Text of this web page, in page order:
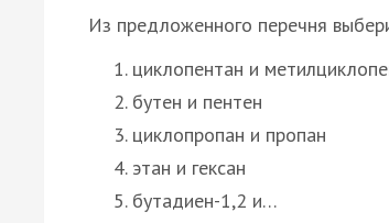
Из предложенного перечня
циклопентан и
бутен и пентен
циклопропан и пропан
этан и гексан
бутадиен-1,2 и…